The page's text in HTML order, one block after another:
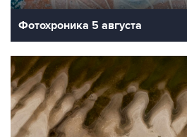
Фотохроника 5 августа